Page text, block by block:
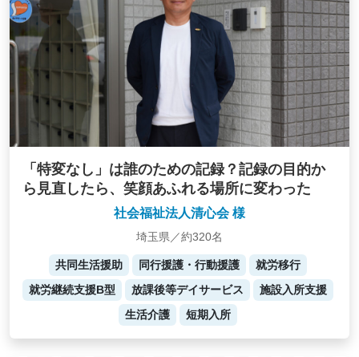
「特変なし」は誰のための記録？記録の目的か
ら見直したら、笑顔あふれる場所に変わった
社会福祉法人清心会 様
埼玉県／約320名
共同生活援助 同行援護・行動援護
就労移行
就労継続支援B型
放課後等デイサービス
施設入所支援
生活介護
短期入所